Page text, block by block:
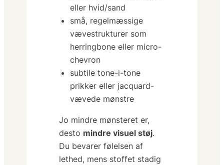
eller hvid/sand
små, regelmæssige
vævestrukturer som
herringbone eller micro-
chevron
subtile tone-i-tone
prikker eller jacquard-
vævede mønstre
Jo mindre mønsteret er,
desto mindre visuel støj.
Du bevarer følelsen af
lethed, mens stoffet stadig